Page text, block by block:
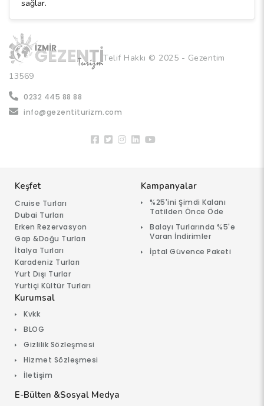
sağlar.
Telif Hakkı © 2025 - Gezentim
13569
0232 445 88 88
info@gezentiturizm.com
Keşfet
Cruise Turları
Dubai Turları
Erken Rezervasyon
Gap &Doğu Turları
İtalya Turları
Karadeniz Turları
Yurt Dışı Turlar
Yurtiçi Kültür Turları
Kampanyalar
%25'ini Şimdi Kalanı
Tatilden Önce Öde
Balayı Turlarında %5'e
Varan İndirimler
İptal Güvence Paketi
Kurumsal
Kvkk
BLOG
Gizlilik Sözleşmesi
Hizmet Sözleşmesi
İletişim
E-Bülten &Sosyal Medya